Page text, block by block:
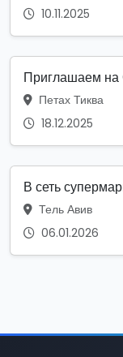
10.11.2025
Приглашаем
Петах Тиква
18.12.2025
В сеть
Тель Авив
06.01.2026